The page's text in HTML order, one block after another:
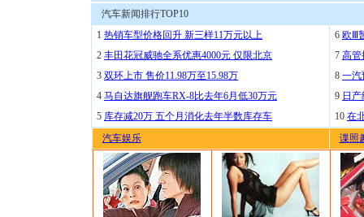
汽车新闻排行TOP10
1 热销车型价格回升 新三样11万元以上
2 丰田花冠威驰全系优惠4000元 仅限北京
3 双环上市 售价11.98万至15.98万
4 马自达旗舰跑车RX-8比去年6月低30万元
5 库存减20万 五个月消化去年半数库存车
6 欧Ⅲ
7 高管
8 一汽
9 日
10 在
汽车娱乐
谍照